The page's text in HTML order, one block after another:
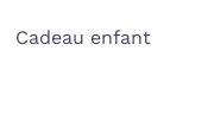
Cadeau enfant